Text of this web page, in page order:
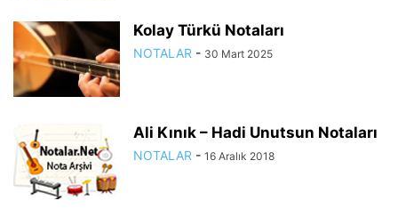
Kolay Türkü Notaları
NOTALAR - 30 Mart 2025
Ali Kınık – Hadi Unutsun Notaları
NOTALAR - 16 Aralık 2018